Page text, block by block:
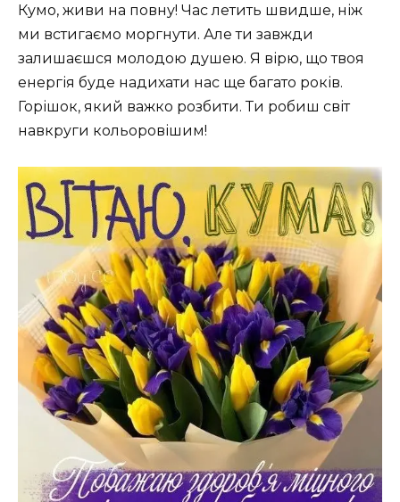
Кумо, живи на повну! Час летить швидше, ніж
ми встигаємо моргнути. Але ти завжди
залишаєшся молодою душею. Я вірю, що твоя
енергія буде надихати нас ще багато років.
Горішок, який важко розбити. Ти робиш світ
навкруги кольоровішим!